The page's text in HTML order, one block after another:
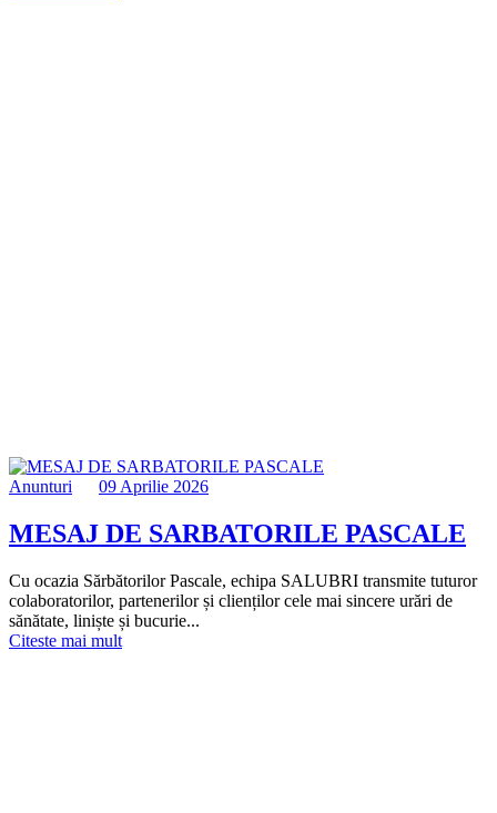
Anunturi 09 Aprilie 2026
MESAJ DE SARBATORILE PASCALE
Cu ocazia Sărbătorilor Pascale, echipa SALUBRI transmite tuturor
colaboratorilor, partenerilor și clienților cele mai sincere urări de
sănătate, liniște și bucurie...
Citeste mai mult